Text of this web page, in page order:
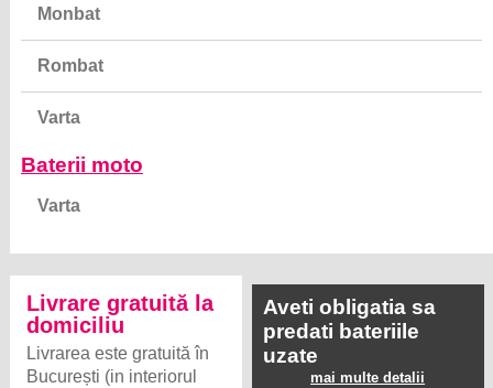
Monbat
Rombat
Varta
Baterii moto
Varta
Livrare gratuită la
domiciliu
Livrarea este gratuită în
București (in interiorul
Aveti obligatia sa
predati bateriile
uzate
mai multe detalii